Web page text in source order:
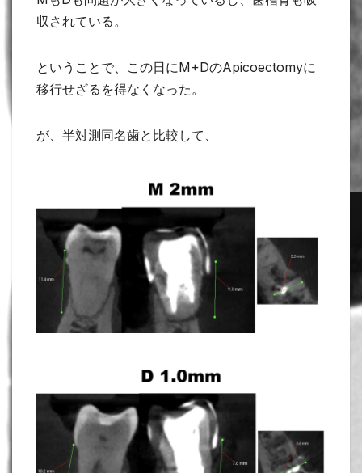
収されている。
ということで、この日にM+DのApicoectomyに
移行せざるを得なくなった。
が、半対測同名歯と比較して、